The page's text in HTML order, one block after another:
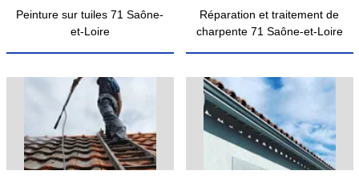
Peinture sur tuiles 71 Saône-
et-Loire
Réparation et traitement de
charpente 71 Saône-et-Loire